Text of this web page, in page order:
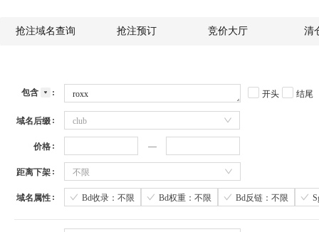
抢注域名查询 抢注预订 竞价大厅 清
包含 开头 结尾
域名后缀 club
价格
距离下架 不限
域名属性 Bd收录：不限 Bd权重：不限 Bd反链：不限